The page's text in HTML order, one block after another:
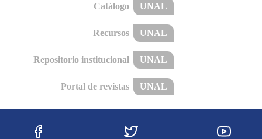
Catálogo UNAL
Recursos UNAL
Repositorio institucional UNAL
Portal de revistas UNAL